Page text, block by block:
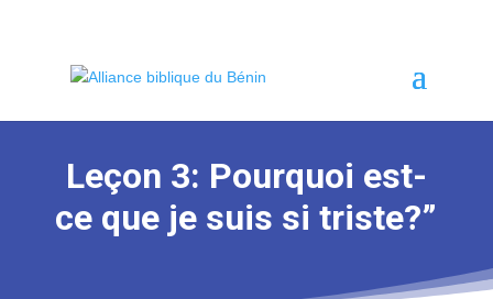
Leçon 3: Pourquoi est-
ce que je suis si triste?”